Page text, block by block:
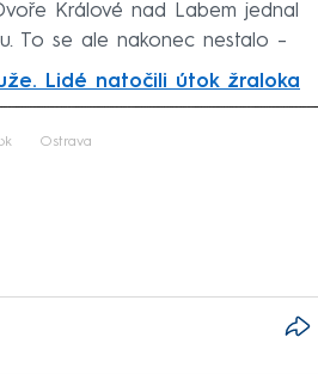
Králové nad Labem jednal
To se ale nakonec nestalo –
Lidé natočili útok žraloka
Ostrava